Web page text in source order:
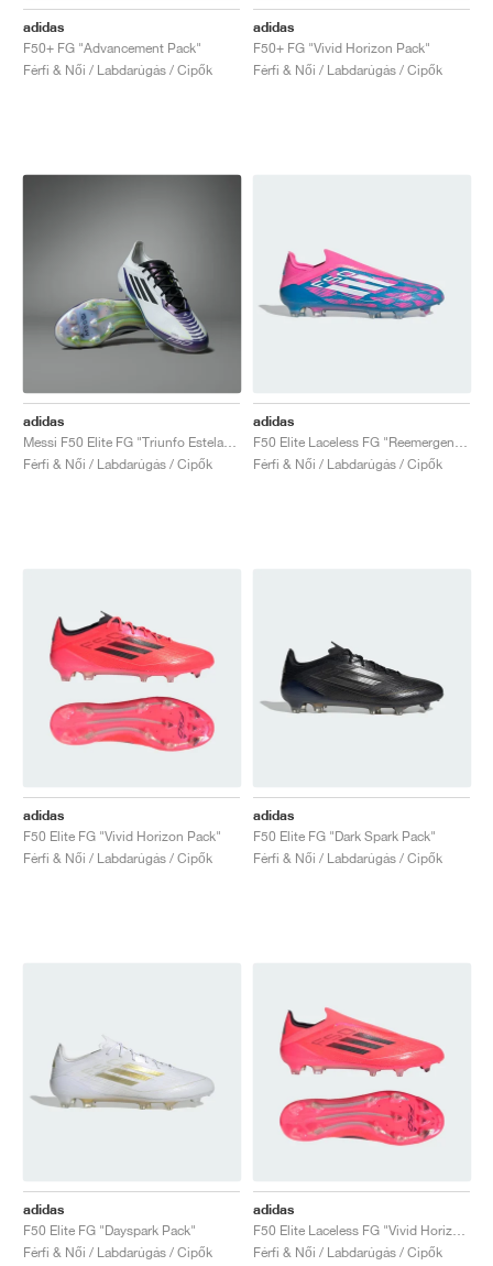
adidas
F50+ FG "Advancement Pack"
Férfi & Női / Labdarúgás / Cipők
adidas
F50+ FG "Vivid Horizon Pack"
Férfi & Női / Labdarúgás / Cipők
adidas
Férfi & Női / Labdarúgás / Cipők
adidas
Férfi & Női / Labdarúgás / Cipők
adidas
F50 Elite FG "Vivid Horizon Pack"
Férfi & Női / Labdarúgás / Cipők
adidas
F50 Elite FG "Dark Spark Pack"
Férfi & Női / Labdarúgás / Cipők
adidas
F50 Elite FG "Dayspark Pack"
Férfi & Női / Labdarúgás / Cipők
adidas
Férfi & Női / Labdarúgás / Cipők